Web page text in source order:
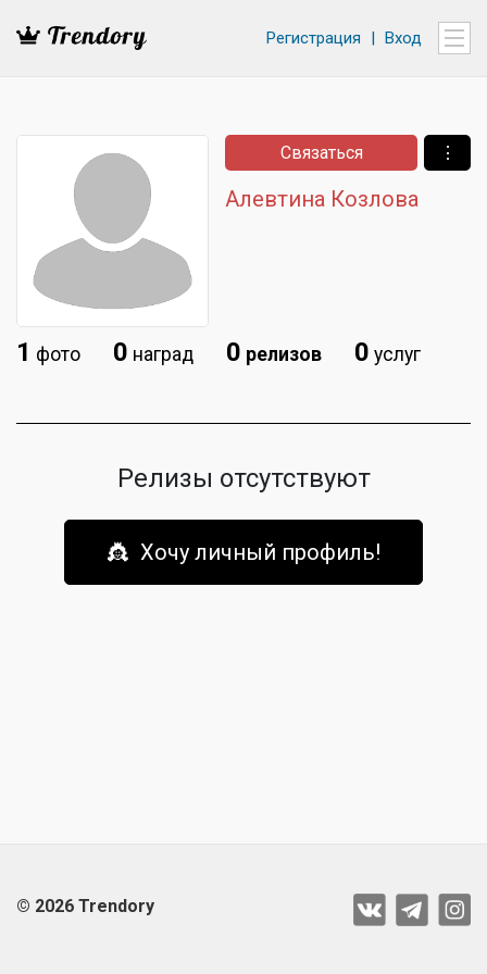
Регистрация | Вход
Алевтина Козлова
Связаться ⋮
1 фото 0 наград 0 релизов 0 услуг
Релизы отсутствуют
👸 Хочу личный профиль!
© 2026 Trendory